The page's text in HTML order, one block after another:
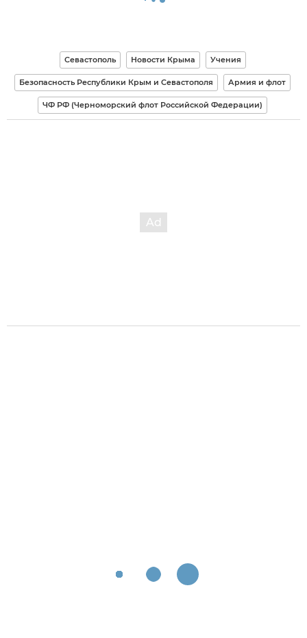
Севастополь Новости Крыма Учения
Безопасность Республики Крым и Севастополя Армия и флот
ЧФ РФ (Черноморский флот Российской Федерации)